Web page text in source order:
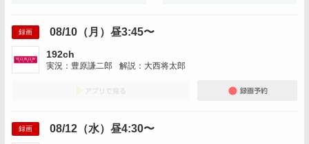
録画 08/10（月）昼3:45〜
192ch
実況：豊原謙二郎 解説：大西将太郎
録画 08/12（水）昼4:30〜